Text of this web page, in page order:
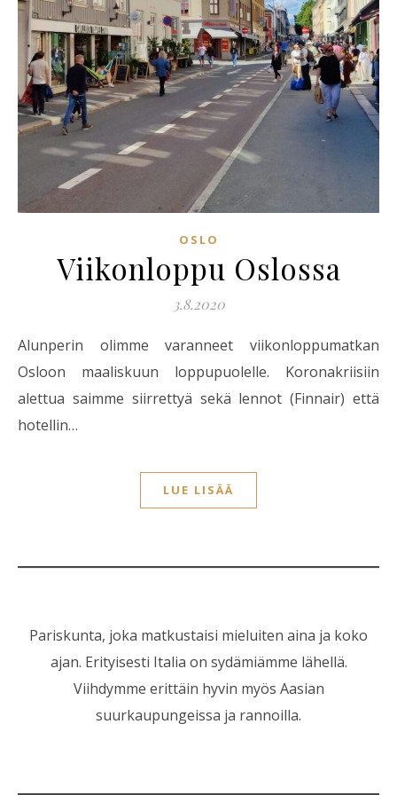
OSLO
Viikonloppu Oslossa
3.8.2020
Alunperin olimme varanneet viikonloppumatkan
Osloon maaliskuun loppupuolelle. Koronakriisiin
alettua saimme siirrettyä sekä lennot (Finnair) että
hotellin…
LUE LISÄÄ
Pariskunta, joka matkustaisi mieluiten aina ja koko
ajan. Erityisesti Italia on sydämiämme lähellä.
Viihdymme erittäin hyvin myös Aasian
suurkaupungeissa ja rannoilla.